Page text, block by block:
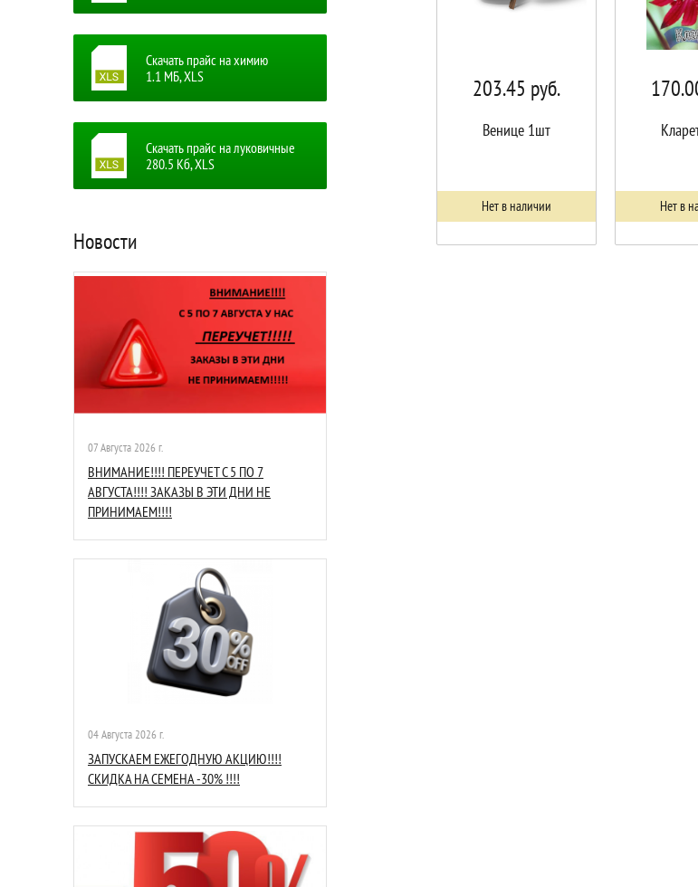
Скачать прайс на химию
1.1 MБ, XLS
Скачать прайс на луковичные
280.5 Кб, XLS
Новости
07 Августа 2026 г.
ВНИМАНИЕ!!!! ПЕРЕУЧЕТ С 5 ПО 7
АВГУСТА!!!! ЗАКАЗЫ В ЭТИ ДНИ НЕ
ПРИНИМАЕМ!!!!
04 Августа 2026 г.
ЗАПУСКАЕМ ЕЖЕГОДНУЮ АКЦИЮ!!!!
СКИДКА НА СЕМЕНА -30% !!!!
203.45 руб.
Венице 1шт
Нет в наличии Нет в